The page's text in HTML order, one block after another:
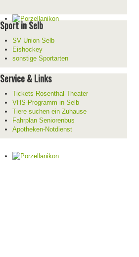
Sport in Selb
SV Union Selb
Eishockey
sonstige Sportarten
Service & Links
Tickets Rosenthal-Theater
VHS-Programm in Selb
Tiere suchen ein Zuhause
Fahrplan Seniorenbus
Apotheken-Notdienst